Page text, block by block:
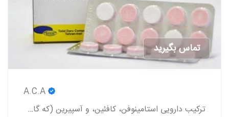
تماس بگیرید
ترکیب دارویی استامینوفن، کافئین، و آسپیرین (که گاهی اوقات به صورت عامیانه با مخفف ACA شناخته می‌شود) یک داروی مسکن بدون نسخه است.